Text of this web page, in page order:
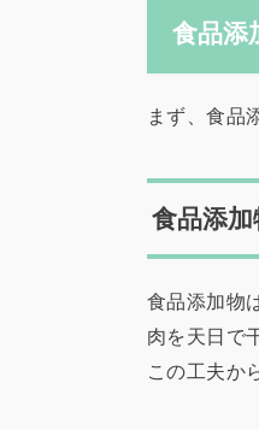
食品添
まず、食品
食品添
食品添加物
肉を天日で
この工夫か